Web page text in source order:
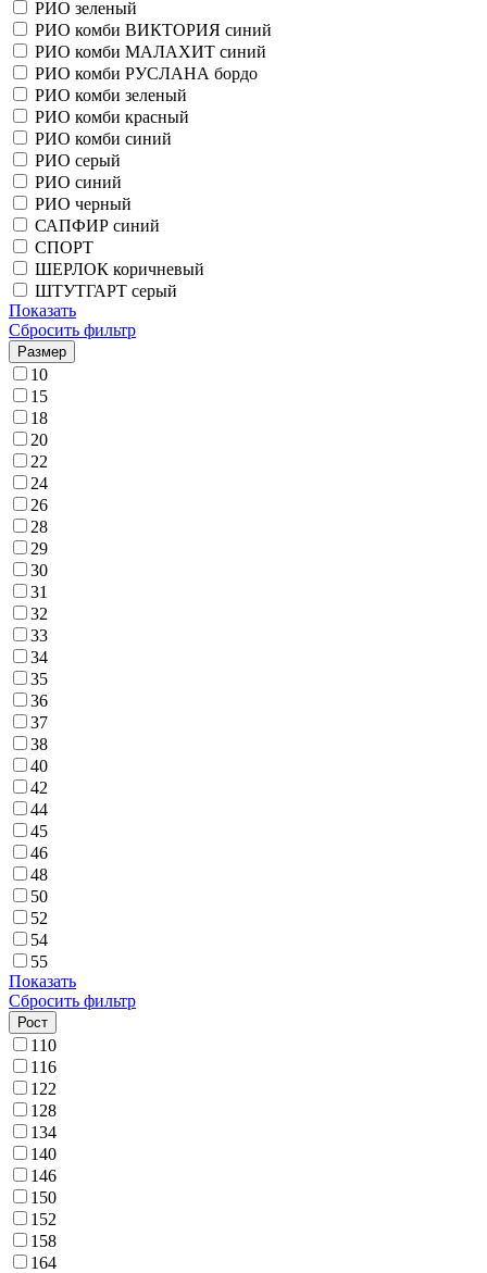
РИО зеленый
РИО комби ВИКТОРИЯ синий
РИО комби МАЛАХИТ синий
РИО комби РУСЛАНА бордо
РИО комби зеленый
РИО комби красный
РИО комби синий
РИО серый
РИО синий
РИО черный
САПФИР синий
СПОРТ
ШЕРЛОК коричневый
ШТУТГАРТ серый
Показать
Сбросить фильтр
Размер
10
15
18
20
22
24
26
28
29
30
31
32
33
34
35
36
37
38
40
42
44
45
46
48
50
52
54
55
Показать
Сбросить фильтр
Рост
110
116
122
128
134
140
146
150
152
158
164